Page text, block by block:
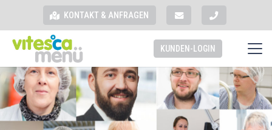
KONTAKT & ANFRAGEN
KUNDEN-LOGIN